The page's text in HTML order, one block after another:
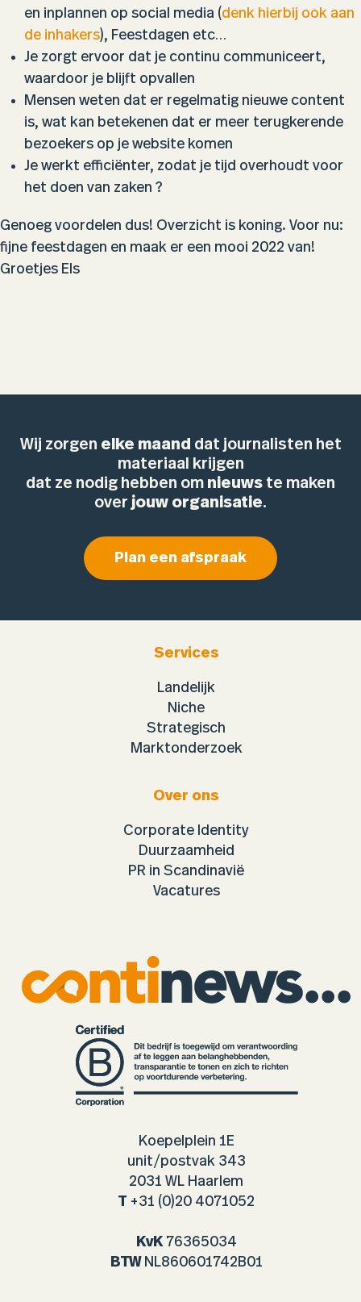
en inplannen op social media (denk hierbij ook aan
de inhakers), Feestdagen etc…
Je zorgt ervoor dat je continu communiceert,
waardoor je blijft opvallen
Mensen weten dat er regelmatig nieuwe content
is, wat kan betekenen dat er meer terugkerende
bezoekers op je website komen
Je werkt efficiënter, zodat je tijd overhoudt voor
het doen van zaken ?
Genoeg voordelen dus! Overzicht is koning. Voor nu:
fijne feestdagen en maak er een mooi 2022 van!
Groetjes Els
Wij zorgen elke maand dat journalisten het
materiaal krijgen
dat ze nodig hebben om nieuws te maken
over jouw organisatie.
Plan een afspraak
Services
Landelijk
Niche
Strategisch
Marktonderzoek
Over ons
Corporate Identity
Duurzaamheid
PR in Scandinavië
Vacatures
Koepelplein 1E
unit/postvak 343
2031 WL Haarlem
T+31 (0)20 4071052
KvK76365034
BTWNL860601742B01